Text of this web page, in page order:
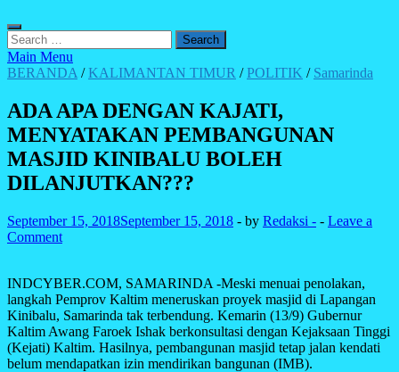
Search
for:
Main Menu
BERANDA /KALIMANTAN TIMUR /POLITIK / Samarinda
ADA APA DENGAN KAJATI,
MENYATAKAN PEMBANGUNAN
MASJID KINIBALU BOLEH
DILANJUTKAN???
September 15, 2018September 15, 2018 - by Redaksi - - Leave a
Comment
INDCYBER.COM, SAMARINDA -Meski menuai penolakan,
langkah Pemprov Kaltim meneruskan proyek masjid di Lapangan
Kinibalu, Samarinda tak terbendung. Kemarin (13/9) Gubernur
Kaltim Awang Faroek Ishak berkonsultasi dengan Kejaksaan Tinggi
(Kejati) Kaltim. Hasilnya, pembangunan masjid tetap jalan kendati
belum mendapatkan izin mendirikan bangunan (IMB).